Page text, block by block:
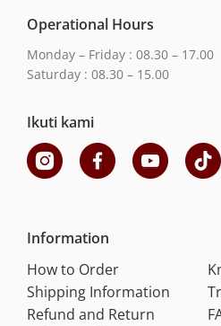
Operational Hours
Monday – Friday : 08.30 – 17.00
Saturday : 08.30 – 15.00
Ikuti kami
Information
How to Order
Shipping Information
Refund and Return